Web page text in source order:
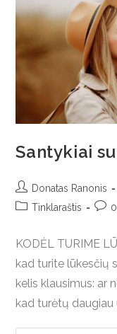
Santykiai
Donatas Ranonis
Tinklaraštis
KODĖL TURIME
kad turite lūkesčių
kelis klausimus: ar
kad turėtų daugiau